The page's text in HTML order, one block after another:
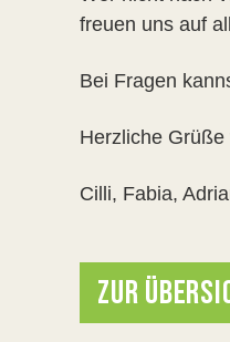
freuen uns auf
Bei Fragen
Herzliche
Cilli, Fabia,
ZUR